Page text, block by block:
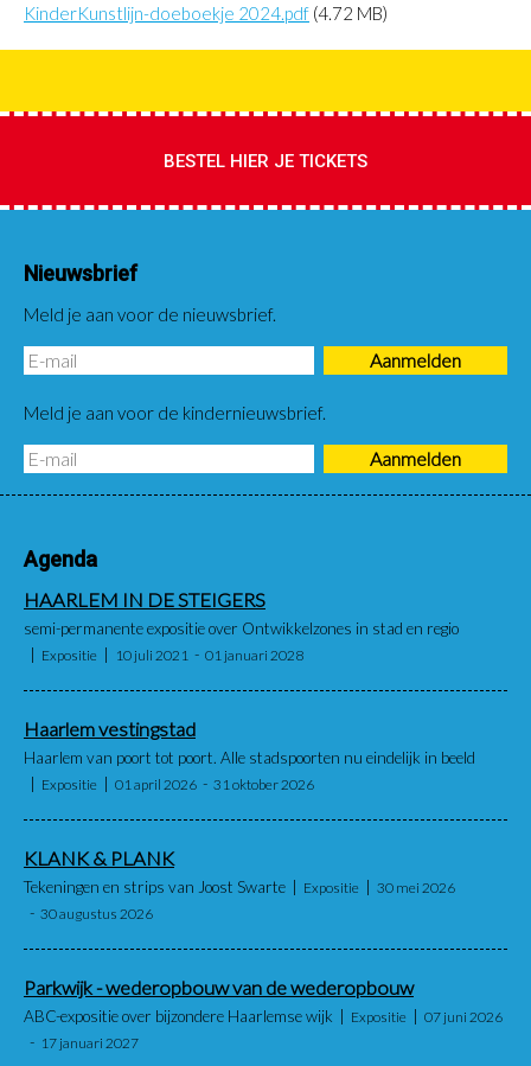
KinderKunstlijn-doeboekje 2024.pdf (4.72 MB)
BESTEL HIER JE TICKETS
Nieuwsbrief
Meld je aan voor de nieuwsbrief.
Meld je aan voor de kindernieuwsbrief.
Agenda
HAARLEM IN DE STEIGERS
semi-permanente expositie over Ontwikkelzones in stad en regio
Expositie 10 juli 2021 01 januari 2028
Haarlem vestingstad
Haarlem van poort tot poort. Alle stadspoorten nu eindelijk in beeld
Expositie 01 april 2026 31 oktober 2026
KLANK & PLANK
Tekeningen en strips van Joost Swarte Expositie
30 mei 2026
30 augustus 2026
Parkwijk - wederopbouw van de wederopbouw
ABC-expositie over bijzondere Haarlemse wijk Expositie
07 juni 2026
17 januari 2027